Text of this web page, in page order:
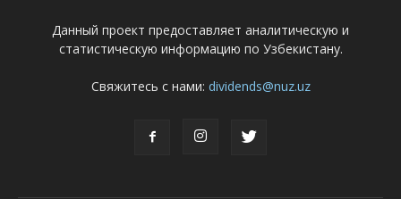
Данный проект предоставляет аналитическую и
статистическую информацию по Узбекистану.
Свяжитесь с нами: dividends@nuz.uz